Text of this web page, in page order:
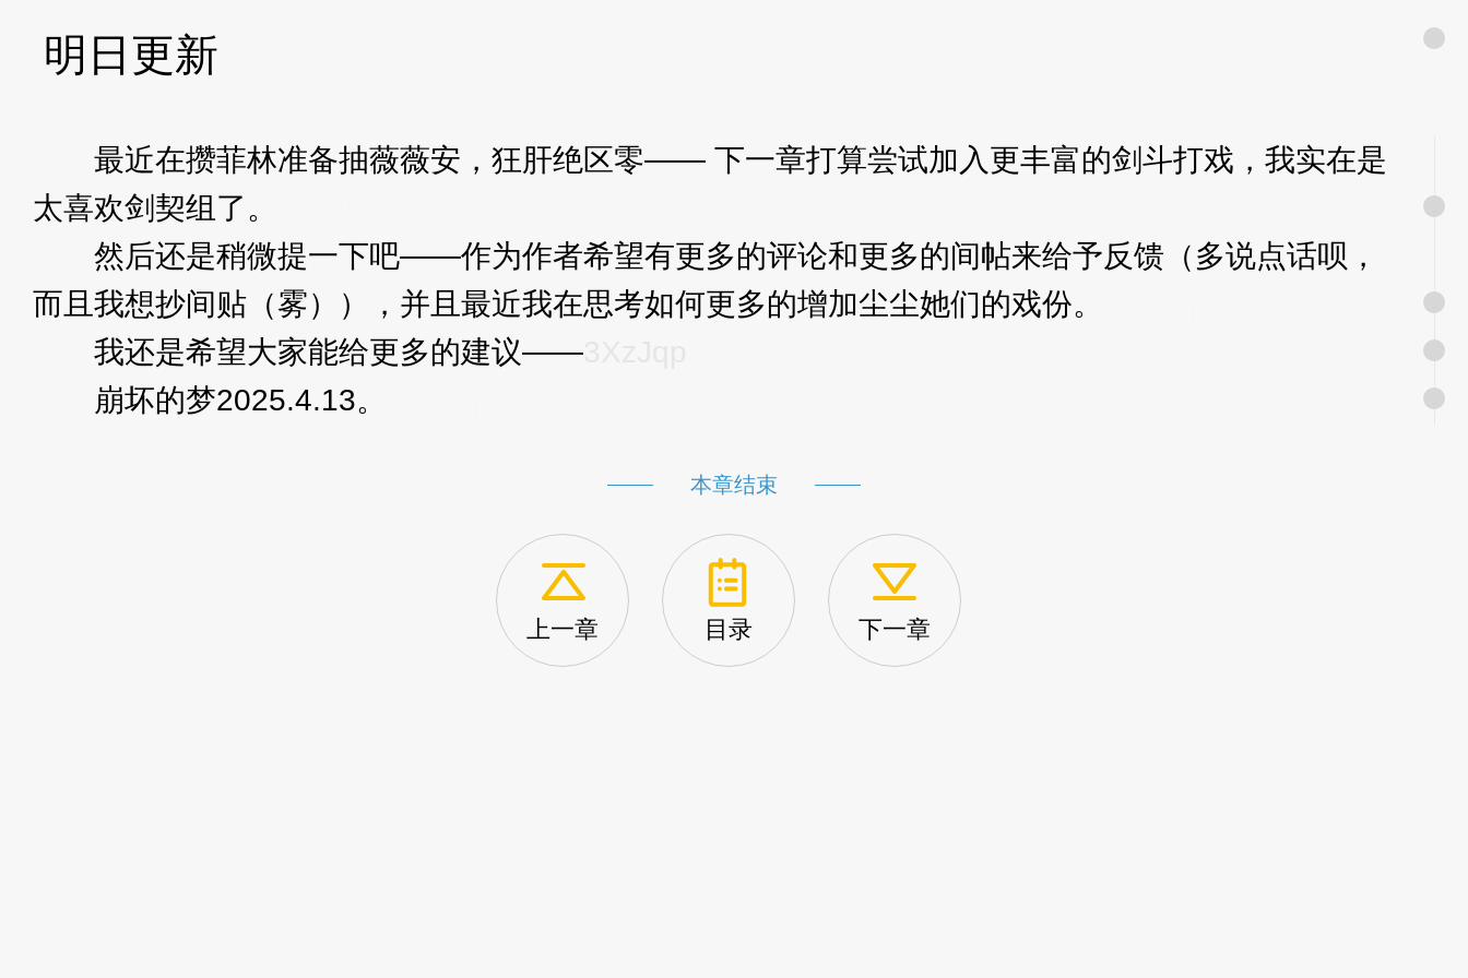
明日更新
最近在攒菲林准备抽薇薇安，狂肝绝区零—— 下一章打算尝试加入更丰富的剑斗打戏，我实在是
太喜欢剑契组了。
然后还是稍微提一下吧——作为作者希望有更多的评论和更多的间帖来给予反馈（多说点话呗，
而且我想抄间贴（雾）），并且最近我在思考如何更多的增加尘尘她们的戏份。
我还是希望大家能给更多的建议——
崩坏的梦2025.4.13。
本章结束
上一章 目录 下一章